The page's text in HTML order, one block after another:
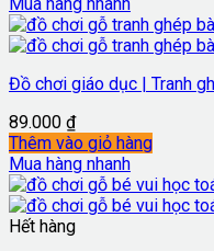
Đồ chơi giáo dục | Tranh
89.000 ₫
Thêm vào giỏ hàng
Mua hàng nhanh
Hết hàng